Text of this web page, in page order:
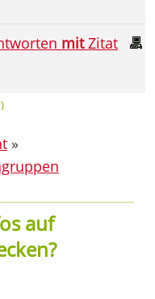
mitZitat
)
»
auf